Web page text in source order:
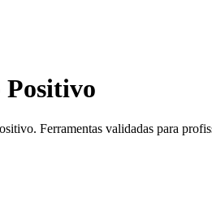
Positivo
Ferramentas validadas para